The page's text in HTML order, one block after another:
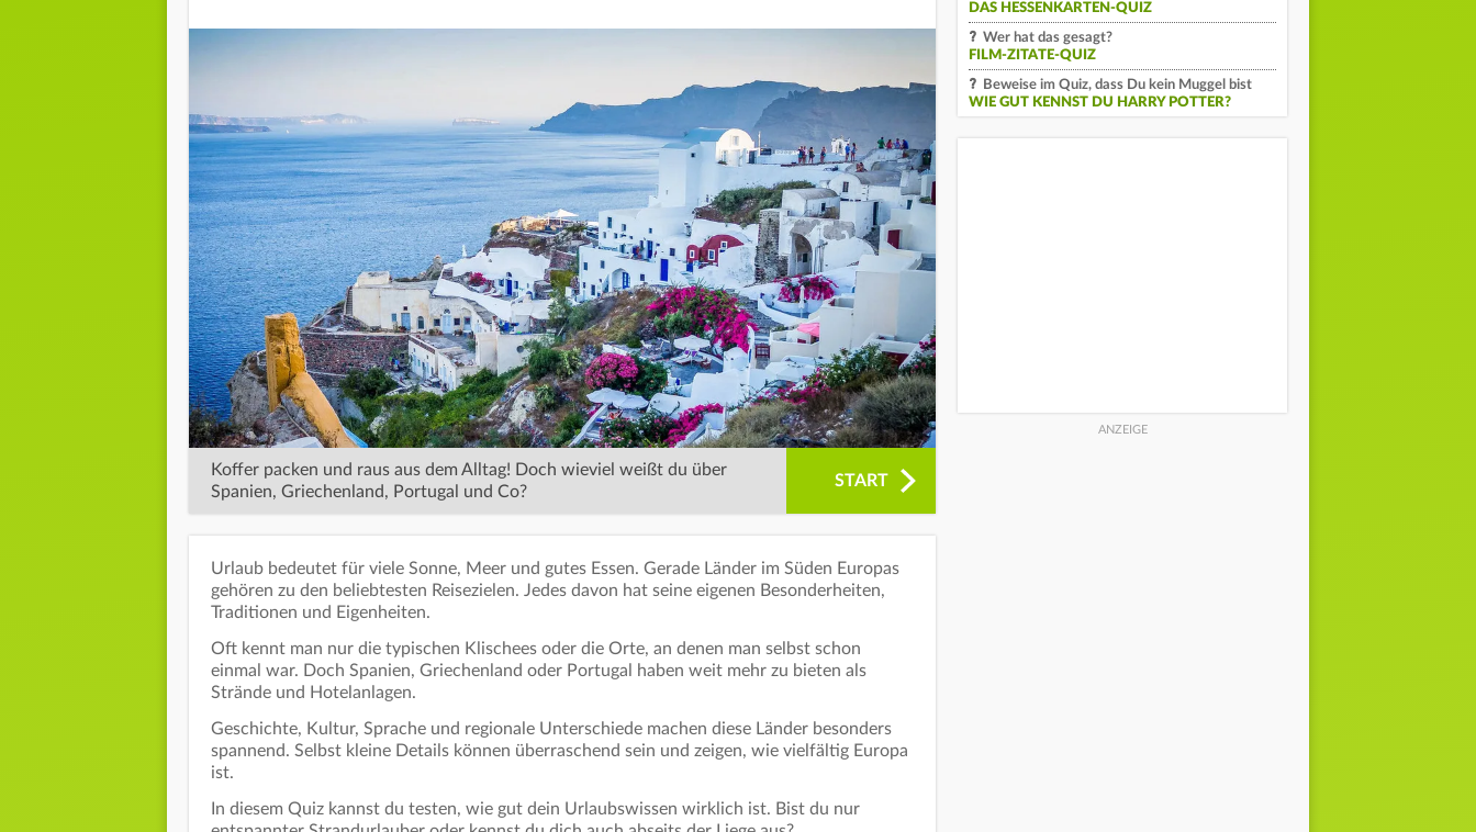
Koffer packen und raus aus dem Alltag! Doch wieviel weißt du über
Spanien, Griechenland, Portugal und Co?
START
Urlaub bedeutet für viele Sonne, Meer und gutes Essen. Gerade Länder im Süden Europas
gehören zu den beliebtesten Reisezielen. Jedes davon hat seine eigenen Besonderheiten,
Traditionen und Eigenheiten.
Oft kennt man nur die typischen Klischees oder die Orte, an denen man selbst schon
einmal war. Doch Spanien, Griechenland oder Portugal haben weit mehr zu bieten als
Strände und Hotelanlagen.
Geschichte, Kultur, Sprache und regionale Unterschiede machen diese Länder besonders
spannend. Selbst kleine Details können überraschend sein und zeigen, wie vielfältig Europa
ist.
In diesem Quiz kannst du testen, wie gut dein Urlaubswissen wirklich ist. Bist du nur
DAS HESSENKARTEN-QUIZ
Wer hat das gesagt?
FILM-ZITATE-QUIZ
Beweise im Quiz, dass Du kein Muggel bist
WIE GUT KENNST DU HARRY POTTER?